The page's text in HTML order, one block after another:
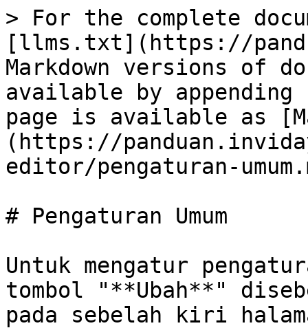
> For the complete
[llms.txt](https://
Markdown versions of
available by
page is available as
(https://
editor/pengaturan-
# Pengaturan Umum
Untuk mengatur
tombol "**Ubah**"
pada sebelah kiri